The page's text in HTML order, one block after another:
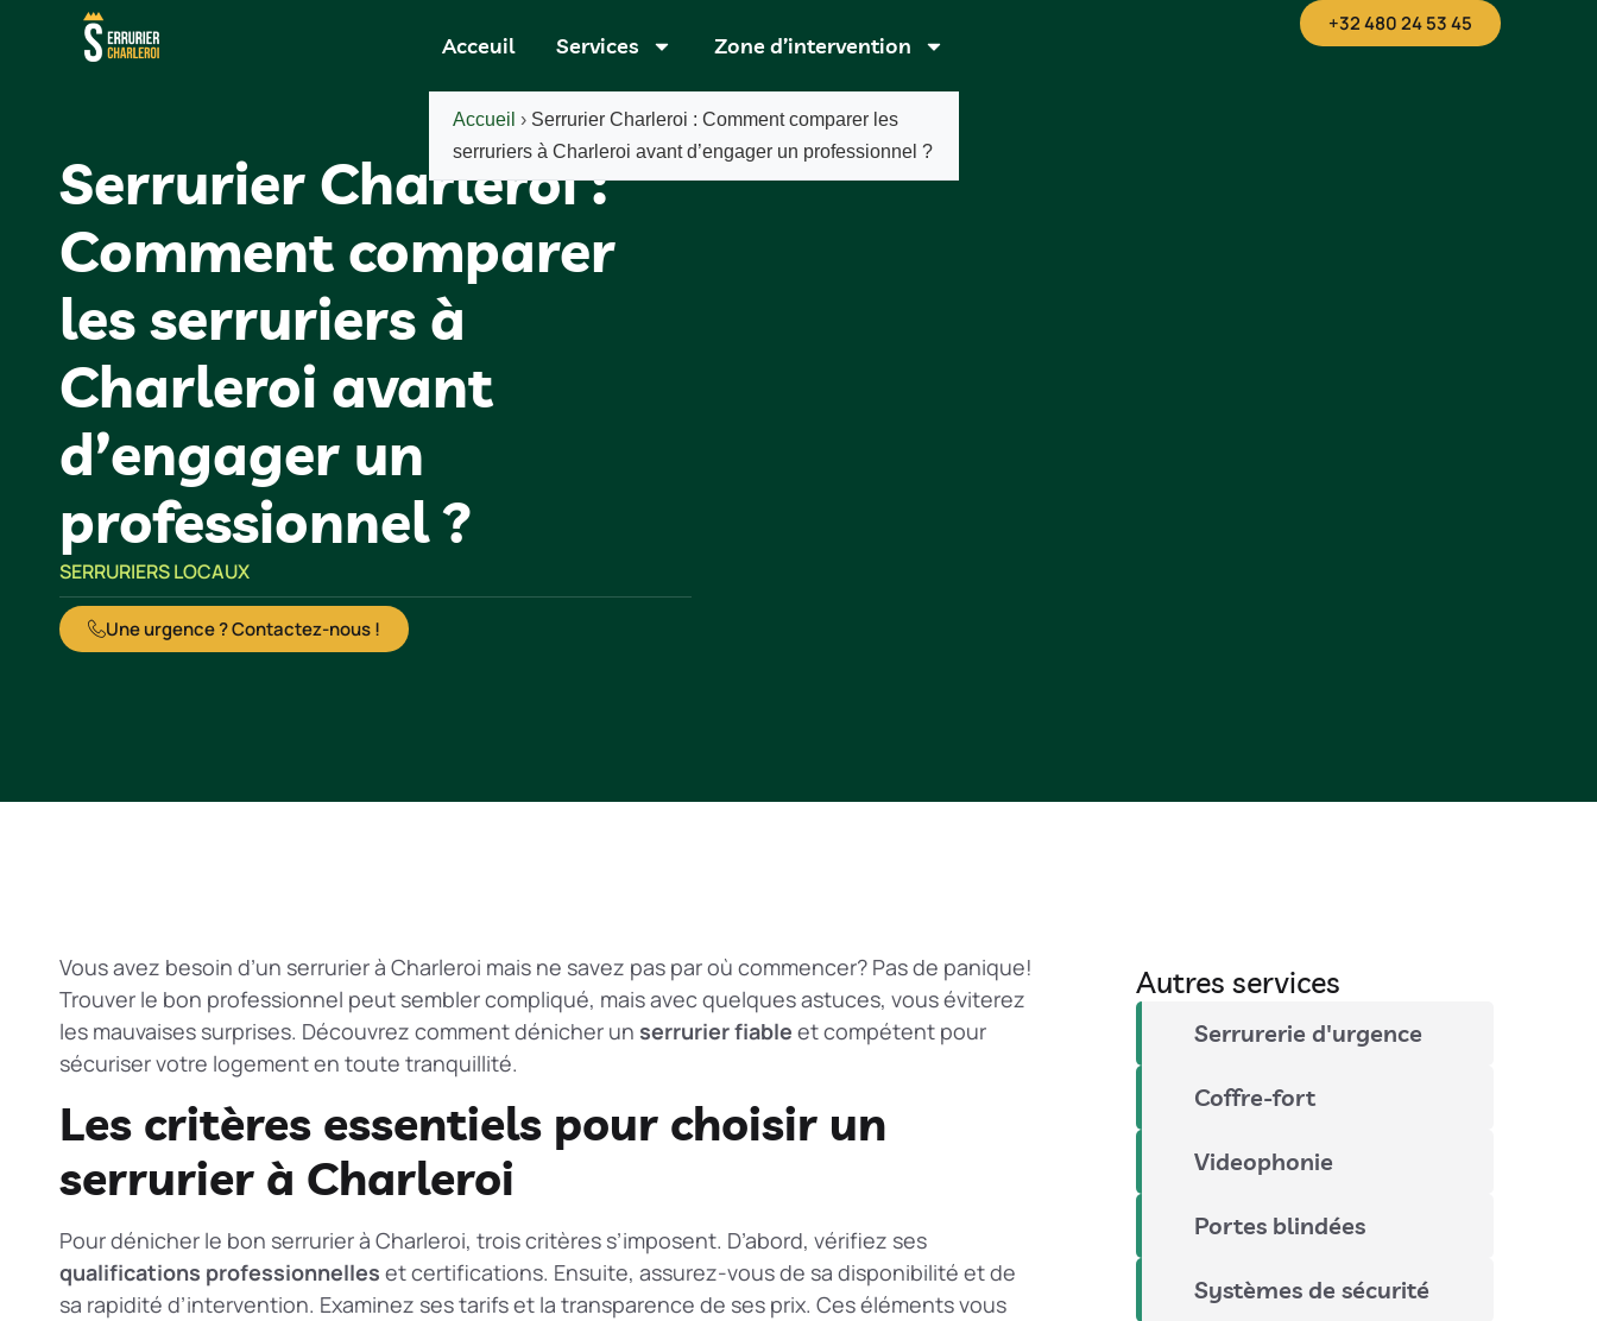
Serrurier Charleroi :
Comment comparer
les serruriers à
Charleroi avant
d’engager un
professionnel ?
SERRURIERS LOCAUX
Une urgence ? Contactez-nous !
Vous avez besoin d’un serrurier à Charleroi mais ne savez pas par où commencer? Pas de panique!
Trouver le bon professionnel peut sembler compliqué, mais avec quelques astuces, vous éviterez
les mauvaises surprises. Découvrez comment dénicher un serrurier fiable et compétent pour
sécuriser votre logement en toute tranquillité.
Les critères essentiels pour choisir un
serrurier à Charleroi
Pour dénicher le bon serrurier à Charleroi, trois critères s’imposent. D’abord, vérifiez ses
qualifications professionnelles et certifications. Ensuite, assurez-vous de sa disponibilité et de
sa rapidité d’intervention. Examinez ses tarifs et la transparence de ses prix. Ces éléments vous
Autres services
Serrurerie d'urgence
Coffre-fort
Videophonie
Portes blindées
Systèmes de sécurité
Acceuil Services Zone d’intervention
Accueil › Serrurier Charleroi : Comment comparer les
serruriers à Charleroi avant d’engager un professionnel ?
+32 480 24 53 45